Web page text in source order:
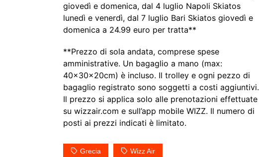
giovedì e domenica, dal 4 luglio Napoli Skiatos
lunedì e venerdì, dal 7 luglio Bari Skiatos giovedì e
domenica a 24.99 euro per tratta**
**Prezzo di sola andata, comprese spese
amministrative. Un bagaglio a mano (max:
40x30x20cm) è incluso. Il trolley e ogni pezzo di
bagaglio registrato sono soggetti a costi aggiuntivi.
Il prezzo si applica solo alle prenotazioni effettuate
su wizzair.com e sull’app mobile WIZZ. Il numero di
posti ai prezzi indicati è limitato.
Grecia Wizz Air